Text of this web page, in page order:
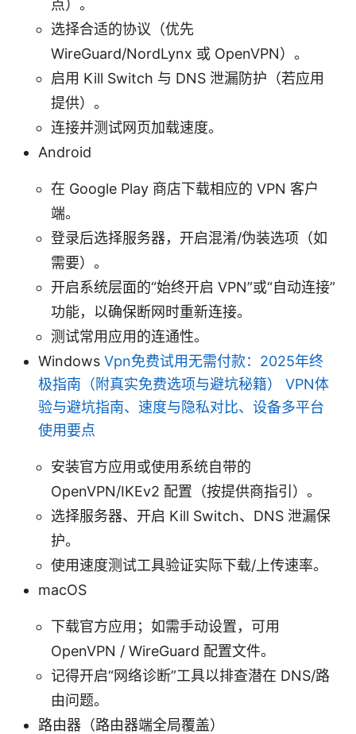
点）。
选择合适的协议（优先
WireGuard/NordLynx 或 OpenVPN）。
启用 Kill Switch 与 DNS 泄漏防护（若应用
提供）。
连接并测试网页加载速度。
Android
在 Google Play 商店下载相应的 VPN 客户
端。
登录后选择服务器，开启混淆/伪装选项（如
需要）。
开启系统层面的“始终开启 VPN”或“自动连接”
功能，以确保断网时重新连接。
测试常用应用的连通性。
Windows Vpn免费试用无需付款：2025年终
极指南（附真实免费选项与避坑秘籍） VPN体
验与避坑指南、速度与隐私对比、设备多平台
使用要点
安装官方应用或使用系统自带的
OpenVPN/IKEv2 配置（按提供商指引）。
选择服务器、开启 Kill Switch、DNS 泄漏保
护。
使用速度测试工具验证实际下载/上传速率。
macOS
下载官方应用；如需手动设置，可用
OpenVPN / WireGuard 配置文件。
记得开启“网络诊断”工具以排查潜在 DNS/路
由问题。
路由器（路由器端全局覆盖）